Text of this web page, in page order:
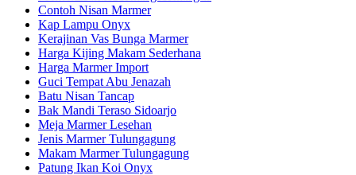
Contoh Nisan Marmer
Kap Lampu Onyx
Kerajinan Vas Bunga Marmer
Harga Kijing Makam Sederhana
Harga Marmer Import
Guci Tempat Abu Jenazah
Batu Nisan Tancap
Bak Mandi Teraso Sidoarjo
Meja Marmer Lesehan
Jenis Marmer Tulungagung
Makam Marmer Tulungagung
Patung Ikan Koi Onyx